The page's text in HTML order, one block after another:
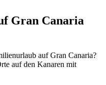
Gran Canaria
auf Gran Canaria?
auf den Kanaren mit